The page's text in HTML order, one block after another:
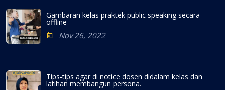
Gambaran kelas praktek public speaking secara
offline
Nov 26, 2022
Tips-tips agar di notice dosen didalam kelas dan
latihan membangun persona.